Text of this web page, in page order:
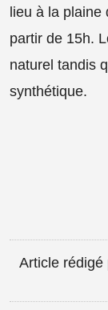
lieu à la
partir de 15h.
naturel tandis
synthétique.
Article rédigé